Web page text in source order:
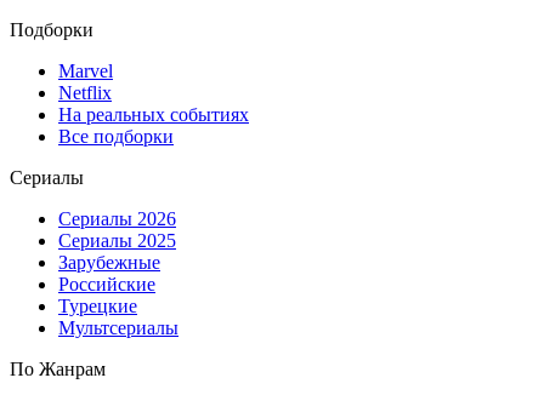
Подборки
Marvel
Netflix
На реальных событиях
Все подборки
Сериалы
Сериалы 2026
Сериалы 2025
Зарубежные
Российские
Турецкие
Мультсериалы
По Жанрам